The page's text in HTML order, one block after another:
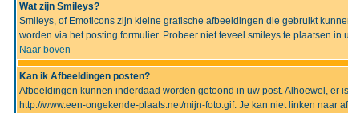
Wat zijn Smileys?
Smileys, of Emoticons zijn kleine grafische afbeeldingen die gebruikt
worden via het posting formulier. Probeer niet teveel smileys te plaatsen
Naar boven
Kan ik Afbeeldingen posten?
Afbeeldingen kunnen inderdaad worden getoond in uw post. Alhoewel,
http://www.een-ongekende-plaats.net/mijn-foto.gif. Je kan niet linken